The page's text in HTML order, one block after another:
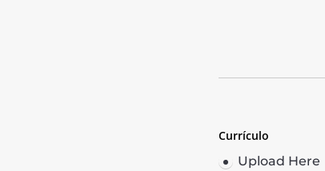
Currículo
Upload Here